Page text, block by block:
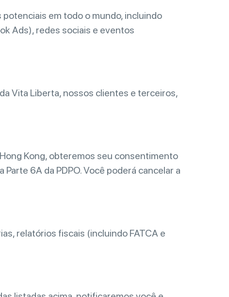
em todo o mundo, incluindo
Ads), redes sociais e eventos
Vita Liberta, nossos clientes e terceiros,
Kong, obteremos seu consentimento
6A da PDPO. Você poderá cancelar a
relatórios fiscais (incluindo FATCA e